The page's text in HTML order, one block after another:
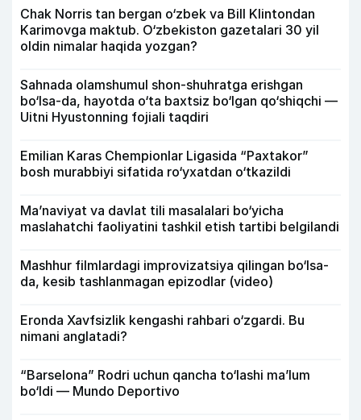
Chak Norris tan bergan o‘zbek va Bill Klintondan
Karimovga maktub. O‘zbekiston gazetalari 30 yil
oldin nimalar haqida yozgan?
Sahnada olamshumul shon-shuhratga erishgan
bo‘lsa-da, hayotda o‘ta baxtsiz bo‘lgan qo‘shiqchi —
Uitni Hyustonning fojiali taqdiri
Emilian Karas Chempionlar Ligasida “Paxtakor”
bosh murabbiyi sifatida ro‘yxatdan o‘tkazildi
Ma’naviyat va davlat tili masalalari bo‘yicha
maslahatchi faoliyatini tashkil etish tartibi belgilandi
Mashhur filmlardagi improvizatsiya qilingan bo‘lsa-
da, kesib tashlanmagan epizodlar (video)
Eronda Xavfsizlik kengashi rahbari o‘zgardi. Bu
nimani anglatadi?
“Barselona” Rodri uchun qancha to‘lashi ma’lum
bo‘ldi — Mundo Deportivo